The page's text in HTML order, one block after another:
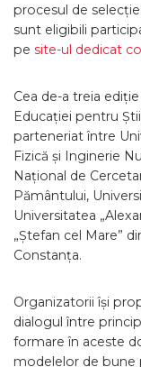
procesul de
sunt eligibili
pe site-ul dedicat
Cea de-a treia
Educației pentru
parteneriat între
Fizică și Inginerie
Național de
Pământului,
Universitatea
„Ștefan cel Mare”
Constanța.
Organizatorii își
dialogul între
formare în aceste
modelelor de bune